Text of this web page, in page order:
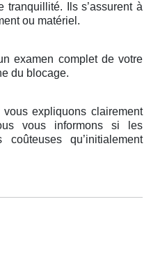
tranquillité. Ils s’assurent à
ou matériel.
examen complet de votre
du blocage.
expliquons clairement
vous informons si les
coûteuses qu’initialement